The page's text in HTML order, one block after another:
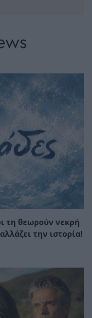
τη θεωρούν νεκρή
την ιστορία!